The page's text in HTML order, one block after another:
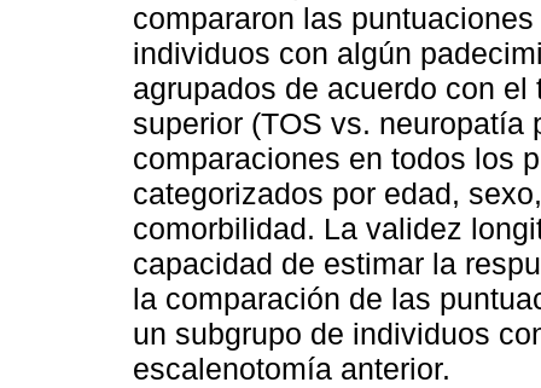
compararon las
individuos con algún
agrupados de acuerdo con
superior (TOS vs.
comparaciones en todos los
categorizados por edad,
comorbilidad. La validez
capacidad de estimar la
la comparación de las
un subgrupo de individuos
escalenotomía anterior.